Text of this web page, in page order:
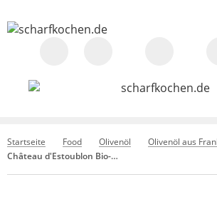
Startseite Food Olivenöl
Olivenöl aus
Château d'Estoublon Bio-Olivenöl extra vergine - Picholine